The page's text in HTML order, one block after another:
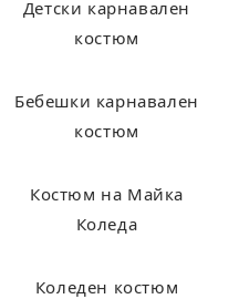
Детски карнавален
костюм
Бебешки карнавален
костюм
Костюм на Майка
Коледа
Коледен костюм